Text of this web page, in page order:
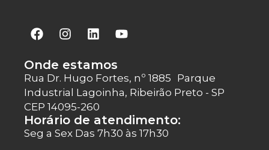
Onde estamos
Rua Dr. Hugo Fortes, nº 1885 Parque
Industrial Lagoinha, Ribeirão Preto - SP
CEP 14095-260
Horário de atendimento:
Seg a Sex Das 7h30 às 17h30